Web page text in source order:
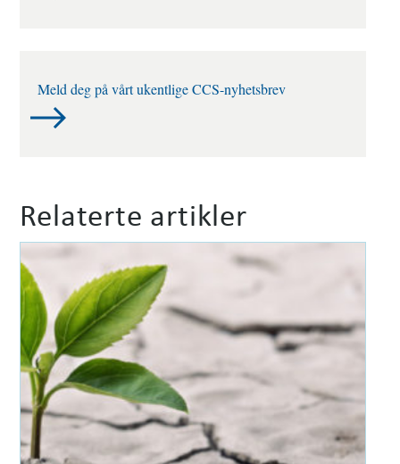
Meld deg på vårt ukentlige CCS-nyhetsbrev
Relaterte artikler